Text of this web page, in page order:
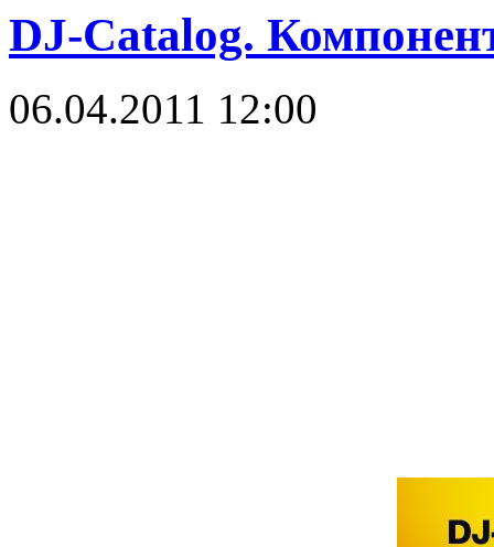
DJ-Catalog.
06.04.2011 12:00